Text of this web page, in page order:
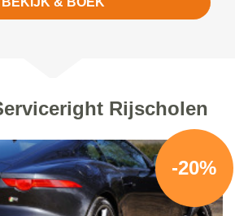
Rijscholen
-20%